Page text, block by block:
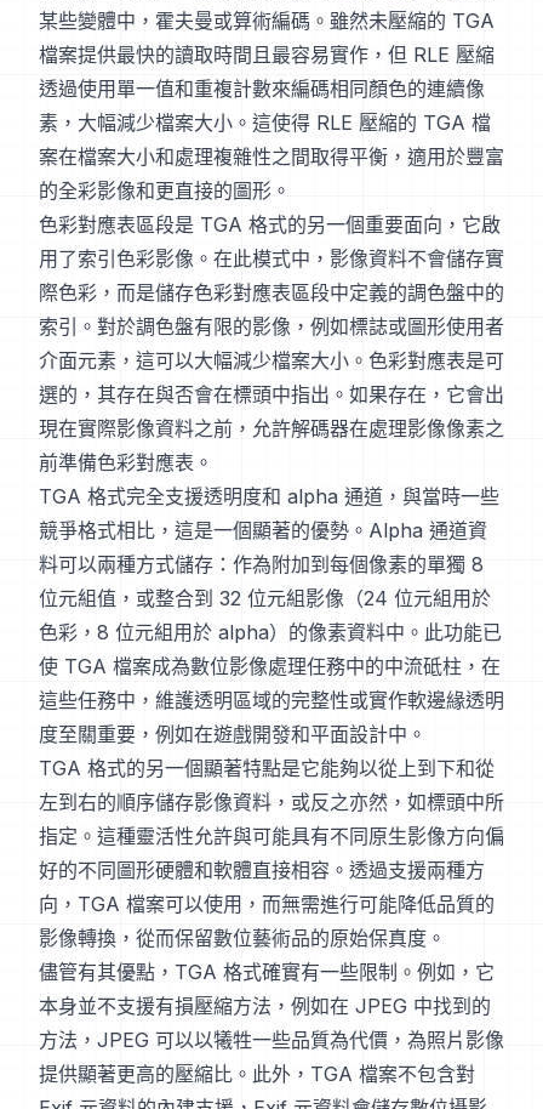
某些變體中，霍夫曼或算術編碼。雖然未壓縮的 TGA
檔案提供最快的讀取時間且最容易實作，但 RLE 壓縮
透過使用單一值和重複計數來編碼相同顏色的連續像
素，大幅減少檔案大小。這使得 RLE 壓縮的 TGA 檔
案在檔案大小和處理複雜性之間取得平衡，適用於豐富
的全彩影像和更直接的圖形。
色彩對應表區段是 TGA 格式的另一個重要面向，它啟
用了索引色彩影像。在此模式中，影像資料不會儲存實
際色彩，而是儲存色彩對應表區段中定義的調色盤中的
索引。對於調色盤有限的影像，例如標誌或圖形使用者
介面元素，這可以大幅減少檔案大小。色彩對應表是可
選的，其存在與否會在標頭中指出。如果存在，它會出
現在實際影像資料之前，允許解碼器在處理影像像素之
前準備色彩對應表。
TGA 格式完全支援透明度和 alpha 通道，與當時一些
競爭格式相比，這是一個顯著的優勢。Alpha 通道資
料可以兩種方式儲存：作為附加到每個像素的單獨 8
位元組值，或整合到 32 位元組影像（24 位元組用於
色彩，8 位元組用於 alpha）的像素資料中。此功能已
使 TGA 檔案成為數位影像處理任務中的中流砥柱，在
這些任務中，維護透明區域的完整性或實作軟邊緣透明
度至關重要，例如在遊戲開發和平面設計中。
TGA 格式的另一個顯著特點是它能夠以從上到下和從
左到右的順序儲存影像資料，或反之亦然，如標頭中所
指定。這種靈活性允許與可能具有不同原生影像方向偏
好的不同圖形硬體和軟體直接相容。透過支援兩種方
向，TGA 檔案可以使用，而無需進行可能降低品質的
影像轉換，從而保留數位藝術品的原始保真度。
儘管有其優點，TGA 格式確實有一些限制。例如，它
本身並不支援有損壓縮方法，例如在 JPEG 中找到的
方法，JPEG 可以以犧牲一些品質為代價，為照片影像
提供顯著更高的壓縮比。此外，TGA 檔案不包含對